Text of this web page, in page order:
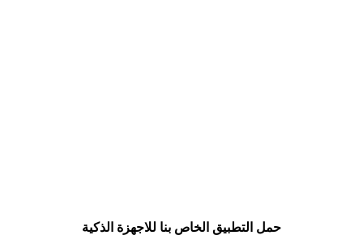
حمل التطبيق الخاص بنا للاجهزة الذكية